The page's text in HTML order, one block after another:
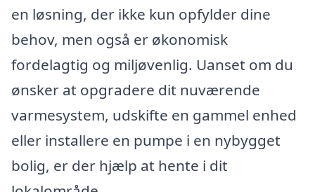
en løsning, der ikke kun opfylder dine
behov, men også er økonomisk
fordelagtig og miljøvenlig. Uanset om du
ønsker at opgradere dit nuværende
varmesystem, udskifte en gammel enhed
eller installere en pumpe i en nybygget
bolig, er der hjælp at hente i dit